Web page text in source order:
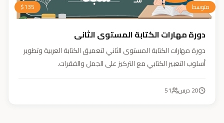
متوسط $135
دورة مهارات الكتابة المستوى الثاني
دورة مهارات الكتابة المستوى الثاني لتعميق الكتابة العربية وتطوير
أسلوب التعبير الكتابي مع التركيز على الجمل والفقرات.
20 درس 51